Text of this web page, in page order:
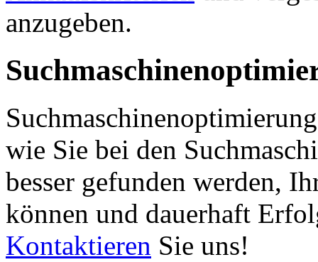
anzugeben.
wie Sie bei den
besser gefunden werden,
können und dauerhaft
Kontaktieren Sie uns!